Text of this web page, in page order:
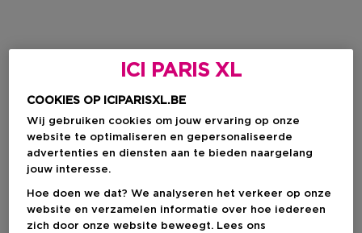
ICI PARIS XL
COOKIES OP ICIPARISXL.BE
Wij gebruiken cookies om jouw ervaring op onze
website te optimaliseren en gepersonaliseerde
advertenties en diensten aan te bieden naargelang
jouw interesse.
Hoe doen we dat? We analyseren het verkeer op onze
website en verzamelen informatie over hoe iedereen
zich door onze website beweegt. Lees ons